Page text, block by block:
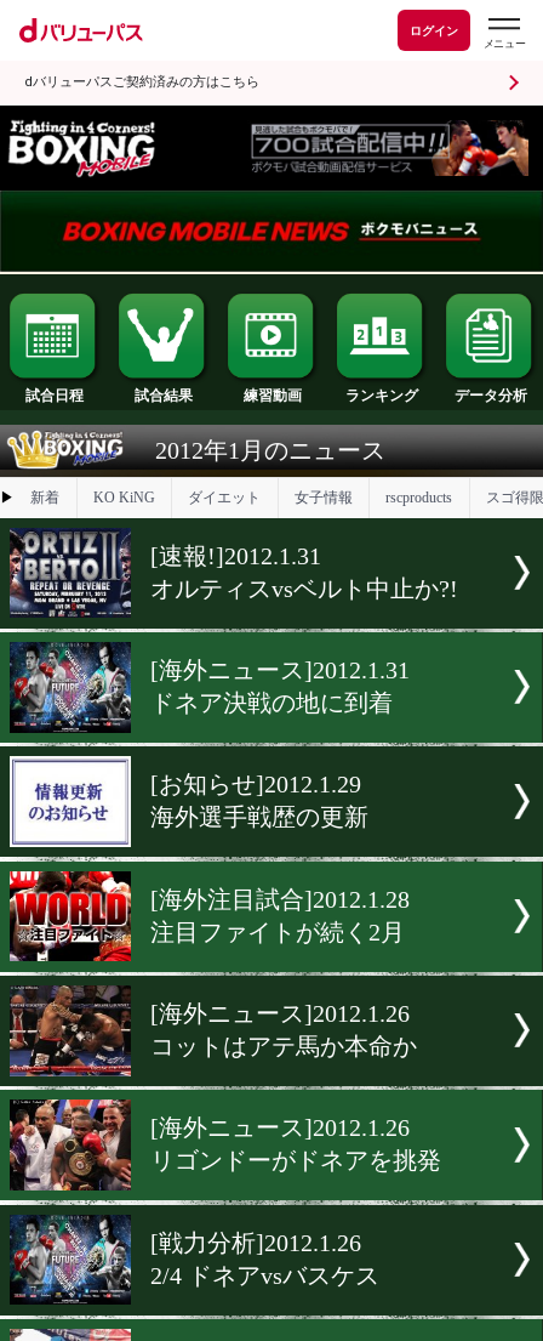
ログイン
dバリューパスご契約済みの方はこちら
試合日程 試合結果 練習動画 ランキング
2012年1月のニュース
▶ 新着 KO KiNG ダイエット 女子情報
[速報!]2012.1.31
オルティスvsベルト中止か
[海外ニュース]2012.1.31
[お知らせ]2012.1.29
海外選手戦歴の更新
[海外注目試合]2012.1.28
注目ファイトが続く2月
コットはアテ馬か本命か